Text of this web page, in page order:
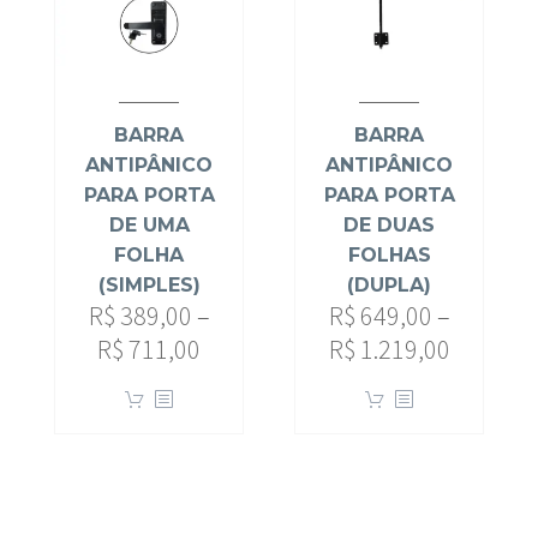
BARRA
ANTIPÂNICO
PARA PORTA
DE UMA
FOLHA
(SIMPLES)
R$ 389,00 –
R$711,00
BARRA
ANTIPÂNICO
PARA PORTA
DE DUAS
FOLHAS
(DUPLA)
R$ 649,00 –
R$ 1.219,00